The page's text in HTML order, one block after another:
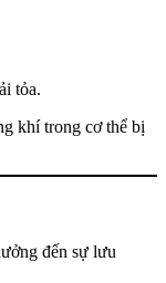
tỏa.
khí trong cơ thể bị
đến sự lưu